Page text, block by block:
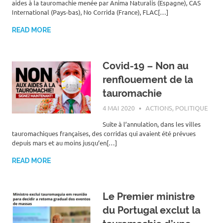
aides à la tauromachie menée par Anima Naturalis (Espagne), CAS
International (Pays-bas), No Corrida (France), FLAC[…]
READ MORE
Covid-19 – Non au
renflouement de la
tauromachie
4 MAI 2020 ROGER LAHANA
ACTIONS, POLITIQUE
Suite à l’annulation, dans les villes
tauromachiques françaises, des corridas qui avaient été prévues
depuis mars et au moins jusqu’en[…]
READ MORE
Le Premier ministre
du Portugal exclut la